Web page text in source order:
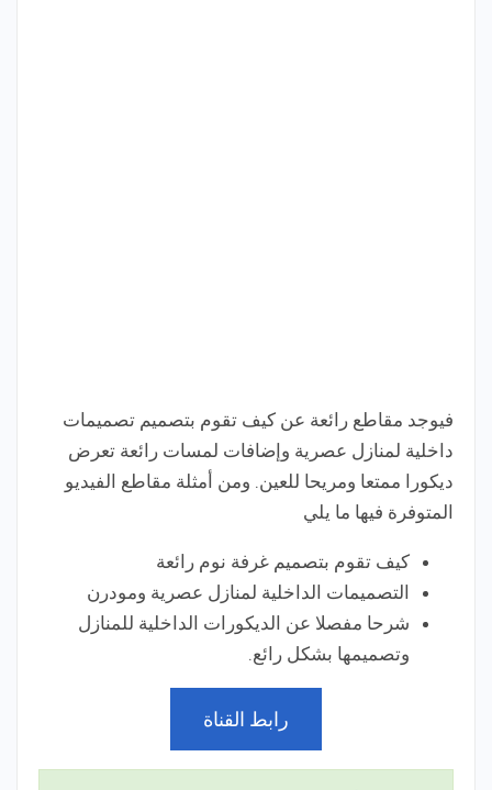
فيوجد مقاطع رائعة عن كيف تقوم بتصميم تصميمات
داخلية لمنازل عصرية وإضافات لمسات رائعة تعرض
ديكورا ممتعا ومريحا للعين. ومن أمثلة مقاطع الفيديو
المتوفرة فيها ما يلي
كيف تقوم بتصميم غرفة نوم رائعة
التصميمات الداخلية لمنازل عصرية ومودرن
شرحا مفصلا عن الديكورات الداخلية للمنازل
وتصميمها بشكل رائع.
رابط القناة